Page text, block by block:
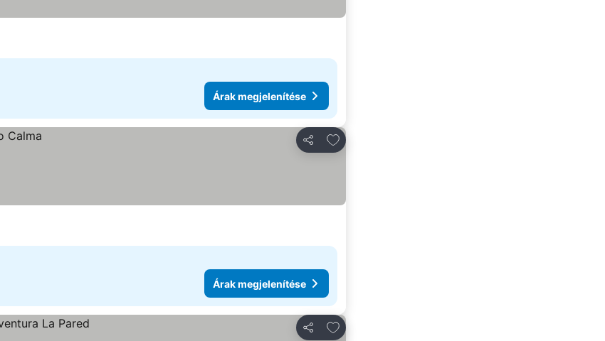
Árak megjelenítése
Megosztás
Hozzáadás a kedvencekhez
Árak megjelenítése
Megosztás
Hozzáadás a kedvencekhez